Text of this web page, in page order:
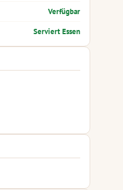
Verfügbar
Serviert Essen